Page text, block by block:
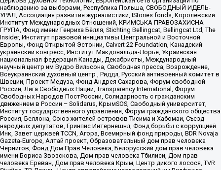
наблюдению за выборами, Республика Польша, СВОБОДНЫЙ ИДЕЛЬ-
УРАЛ, Ассоциация развития журналистики, IStories fonds, Королевский
Институт Международных Отношений, КРИМСЬКА ПРАВОЗАХИСНА
ГРУПА, Фонд имени Генриха Бёлля, Stichting Bellingcat, Bellingcat Ltd, The
Insider, Институт правовой инициативы Центральной и Восточной
Европы, Фонд Открытой Эстонии, Calvert 22 Foundation, Канадский
украинский конгресс, Институт Макдональда-Лорье, Украинская
национальная федерация Канады, Декабристы, Международный
научный центр им Вудро Вильсона, Свободная пресса, Возрождение,
Всеукраинский духовный центр , Риддл, Русский антивоенный комитет в
Швеции, Проект Медуза, Фонд Андрея Сахарова, Форум свободной
России, Лига Свободных Наций, Transparеncy International, Форум
Свободных Народов ПостРоссии, Солидарность с гражданским
движением в России – Solidarus, КрымSOS, Свободный университет,
Институт государственного управления, Форум гражданского общества
Россия, Беллона, Союз жителей островов Тисима и Хабомаи, Съезд
народных депутатов, Гринпис Интернешнл, Фонд борьбы с коррупцией
Инк, Завет церквей TCCN, Агора, Всемирный фонд природы, BDR Novaja
Gazeta-Europe, Алтай проект, Образовательный дом прав человека
Чернигов, Фонд Дом Прав Человека, Белорусский дом прав человека
имени Бориса Звозскова, Дом прав человека Тбилиси, Дом прав
человека Ереван, Дом прав человека Крым, Центр дикого лосося, TVR